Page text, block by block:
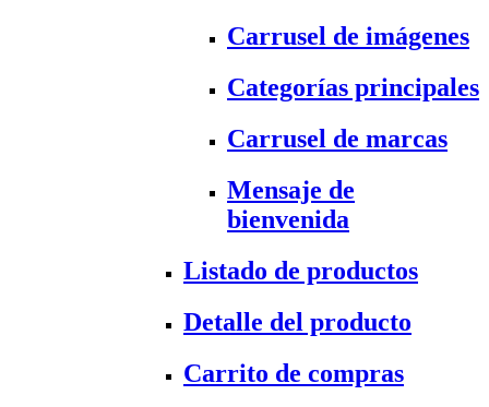
Carrusel de imágenes
Categorías principales
Carrusel de marcas
Mensaje de
bienvenida
Listado de productos
Detalle del producto
Carrito de compras